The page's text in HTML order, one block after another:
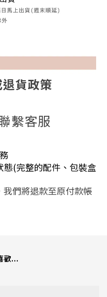
貨政策
繫客服
態(完整的配件、包裝盒
們將退款至原付款帳
歡...